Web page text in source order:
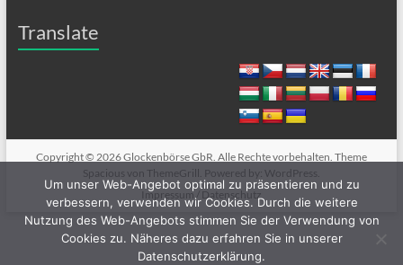
Translate
Copyright © 2026Glockenbörse GbR . Alle Rechte vorbehalten. Theme
Spacious von ThemeGrill. Powered by: WordPress
Impressum / Datenschutz
Um unser Web-Angebot optimal zu präsentieren und zu
verbessern, verwenden wir Cookies. Durch die weitere
Nutzung des Web-Angebots stimmen Sie der Verwendung von
Cookies zu. Näheres dazu erfahren Sie in unserer
Datenschutzerklärung.